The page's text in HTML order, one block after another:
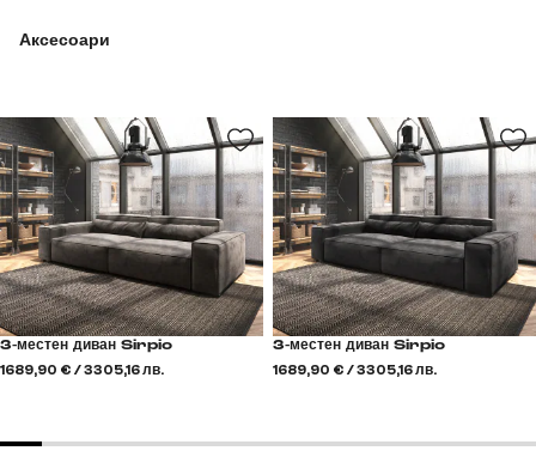
Аксесоари
3-местен диван Sirpio
1689,90 € / 3305,16 лв.
3-местен диван Sirpio
1689,90 € / 3305,16 лв.